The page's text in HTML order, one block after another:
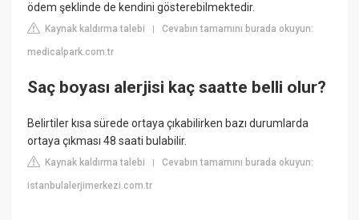
ödem şeklinde de kendini gösterebilmektedir.
Kaynak kaldırma talebi |Cevabın tamamını burada okuyun:
medicalpark.com.tr
Saç boyası alerjisi kaç saatte belli olur?
Belirtiler kısa sürede ortaya çıkabilirken bazı durumlarda
ortaya çıkması 48 saati bulabilir.
Kaynak kaldırma talebi |Cevabın tamamını burada okuyun:
istanbulalerjimerkezi.com.tr